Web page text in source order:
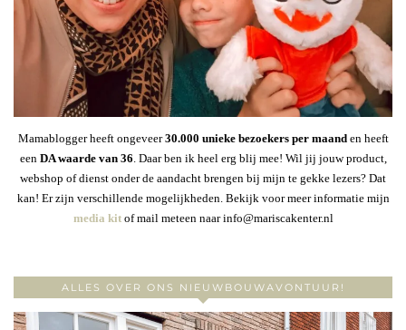
Mamablogger heeft ongeveer30.000 unieke bezoekers per maanden heeft
een DA waarde van 36. Daar ben ik heel erg blij mee! Wil jij jouw product,
webshop of dienst onder de aandacht brengen bij mijn te gekke lezers? Dat
kan! Er zijn verschillende mogelijkheden. Bekijk voor meer informatie mijn
media kitof mail meteen naar info@mariscakenter.nl
ALLES OVER ONS NIEUWBOUWAVONTUUR!